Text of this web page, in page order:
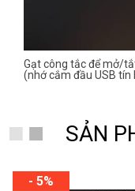
Gạt công tắc để mở/
(nhớ cắm đầu USB
SẢN
- 5%